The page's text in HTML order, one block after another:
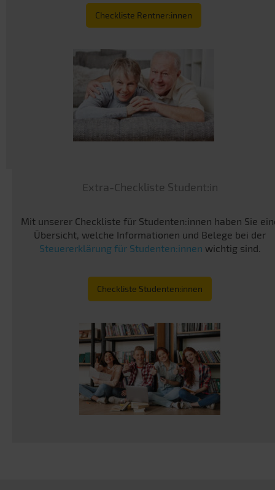
Checkliste Rentner:innen
Extra-Checkliste Student:in
Mit unserer Checkliste für Studenten:innen haben Sie
Übersicht, welche Informationen und Belege bei der
Steuererklärung für Studenten:innen wichtig sind.
Checkliste Studenten:innen